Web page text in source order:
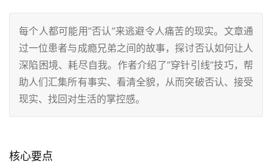
每个人都可能用”否认”来逃避令人痛苦的现实。文章通
过一位患者与成瘾兄弟之间的故事，探讨否认如何让人
深陷困境、耗尽自我。作者介绍了”穿针引线”技巧，帮
助人们汇集所有事实、看清全貌，从而突破否认、接受
现实、找回对生活的掌控感。
核心要点